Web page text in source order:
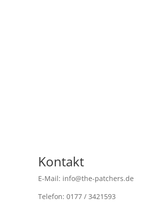
Kontakt
E-Mail: info@the-patchers.de
Telefon: 0177 / 3421593